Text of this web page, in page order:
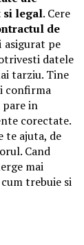
si legal. Cere
de
asigurat pe
datele
tarziu. Tine
confirma
pare in
corectate.
te ajuta, de
Cand
mai
trebuie si